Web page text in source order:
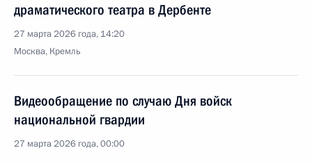
драматического театра в Дербенте
27 марта 2026 года, 14:20
Москва, Кремль
Видеообращение по случаю Дня войск
национальной гвардии
27 марта 2026 года, 00:00